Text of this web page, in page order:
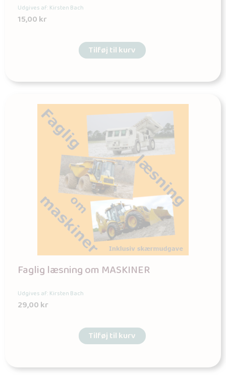
Udgives af: Kirsten Bach
15,00kr
Tilføj til kurv
Faglig læsning om MASKINER
Udgives af: Kirsten Bach
29,00kr
Tilføj til kurv